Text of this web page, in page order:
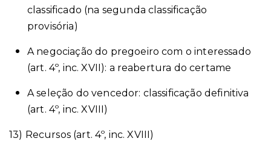
classificado (na segunda classificação
provisória)
A negociação do pregoeiro com o interessado
(art. 4º, inc. XVII): a reabertura do certame
A seleção do vencedor: classificação definitiva
(art. 4º, inc. XVIII)
13) Recursos (art. 4º, inc. XVIII)